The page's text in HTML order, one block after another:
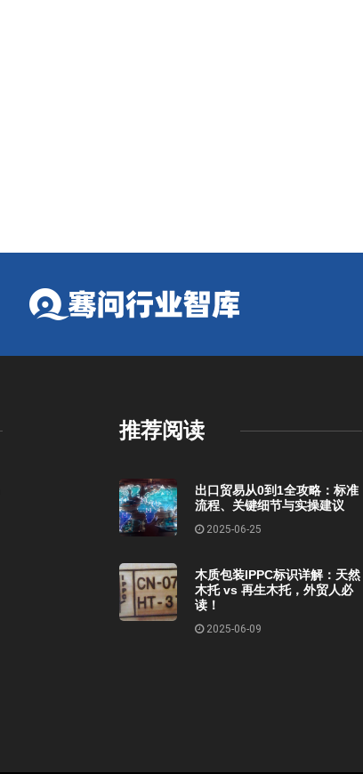
推荐阅读
出口贸易从0到1全攻略：标准
流程、关键细节与实操建议
2025-06-25
木质包装IPPC标识详解：天然
木托 vs 再生木托，外贸人必
读！
2025-06-09